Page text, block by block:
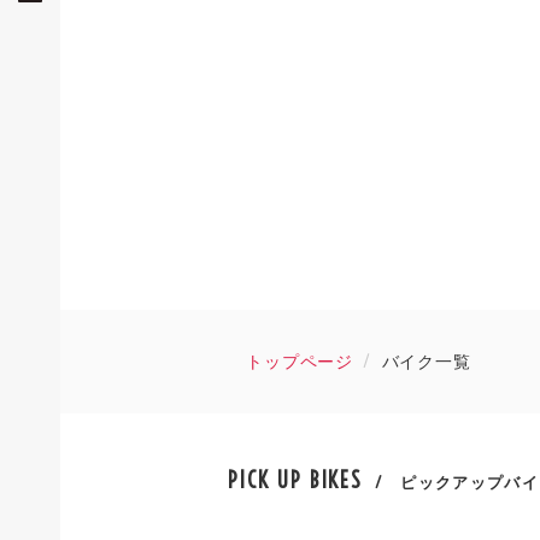
トップページ バイク一覧
PICK UP BIKES / ピックアップバ